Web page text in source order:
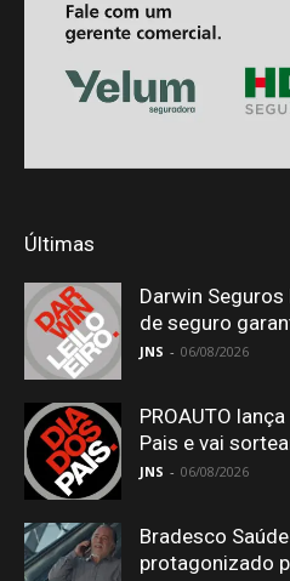
Últimas
Darwin
de seguro
JNS - 06/08/2026
PROAUTO
Pais e vai
JNS - 06/08/2026
Bradesco
protagonizado